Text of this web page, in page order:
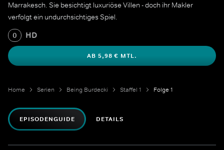
Marrakesch. Sie besichtigt luxuriöse Villen - doch ihr Makler
verfolgt ein undurchsichtiges Spiel.
0 HD
AB 5,98 € MTL.
Home Serien Being Burdecki Staffel 1 Folge 1
EPISODENGUIDE DETAILS